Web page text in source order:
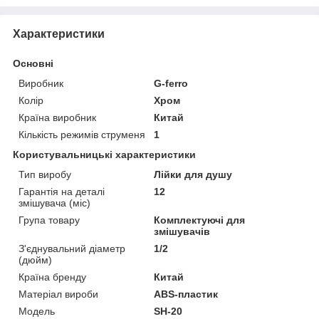
Характеристики
Основні
Виробник
G-ferro
Колір
Хром
Країна виробник
Китай
Кількість режимів струменя
1
Користувальницькі характеристики
Тип виробу
Лійки для душу
Гарантія на деталі
змішувача (міс)
12
Група товару
Комплектуючі для
змішувачів
З'єднувальний діаметр
(дюйм)
1/2
Країна бренду
Китай
Матеріал вироби
ABS-пластик
Мoдель
SH-20